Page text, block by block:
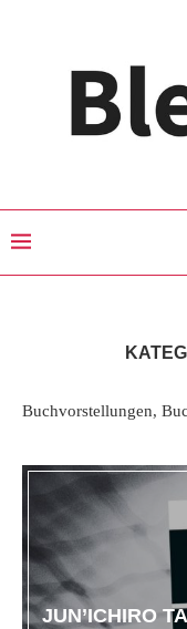
Buchvorstellungen,
JUN’ICHIRO